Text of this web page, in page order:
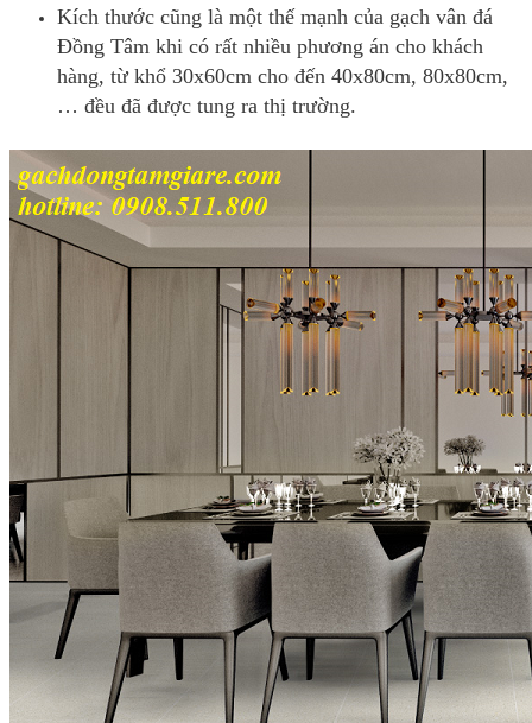
Kích thước cũng là một thế mạnh của gạch vân đá
Đồng Tâm khi có rất nhiều phương án cho khách
hàng, từ khổ 30x60cm cho đến 40x80cm, 80x80cm,
… đều đã được tung ra thị trường.